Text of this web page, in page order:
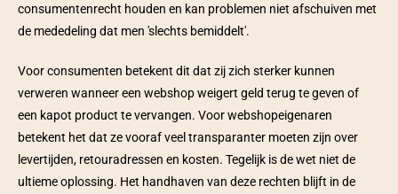
consumentenrecht houden en kan problemen niet afschuiven met
de mededeling dat men 'slechts bemiddelt'.
Voor consumenten betekent dit dat zij zich sterker kunnen
verweren wanneer een webshop weigert geld terug te geven of
een kapot product te vervangen. Voor webshopeigenaren
betekent het dat ze vooraf veel transparanter moeten zijn over
levertijden, retouradressen en kosten. Tegelijk is de wet niet de
ultieme oplossing. Het handhaven van deze rechten blijft in de